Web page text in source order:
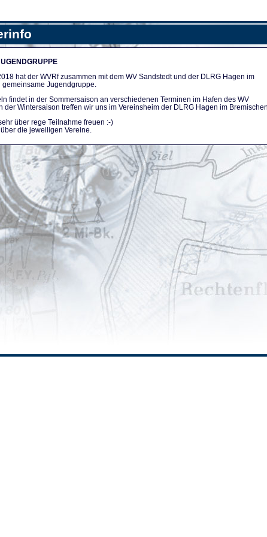
hat der WVRf zusammen mit dem WV Sandstedt und der DLRG Hagen im
gemeinsame Jugendgruppe.
findet in der Sommersaison an verschiedenen Terminen im Hafen des WV
der Wintersaison treffen wir uns im Vereinsheim der DLRG Hagen im
über rege Teilnahme freuen :-)
die jeweiligen Vereine.